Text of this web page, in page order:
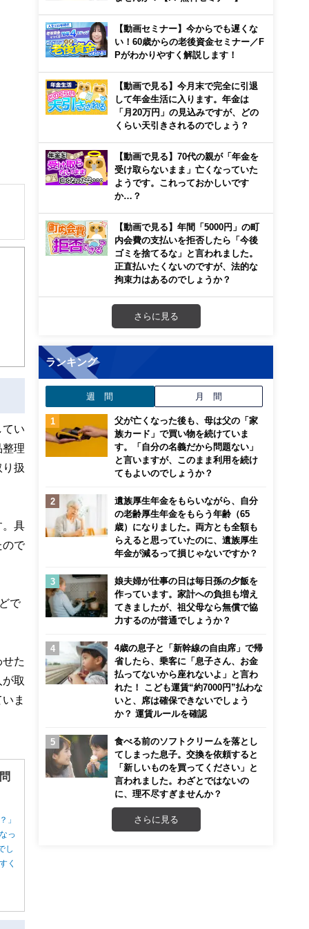
き
てい
整理
扱
。具
ので
で
た
取
ま
」
っ
し
く
【動画セミナー】今からでも遅くな
い！60歳からの老後資金セミナー／F
Pがわかりやすく解説します！
【動画で見る】今月末で完全に引退
して年金生活に入ります。年金は
「月20万円」の見込みですが、どの
くらい天引きされるのでしょう？
【動画で見る】70代の親が「年金を
受け取らないまま」亡くなっていた
ようです。これっておかしいです
か…？
【動画で見る】年間「5000円」の町
内会費の支払いを拒否したら「今後
ゴミを捨てるな」と言われました。
正直払いたくないのですが、法的な
拘束力はあるのでしょうか？
さらに見る
ランキング
週 間 月 間
父が亡くなった後も、母は父の「家
族カード」で買い物を続けていま
す。「自分の名義だから問題ない」
と言いますが、このまま利用を続け
てもよいのでしょうか？
遺族厚生年金をもらいながら、自分
の老齢厚生年金をもらう年齢（65
歳）になりました。両方とも全額も
らえると思っていたのに、遺族厚生
年金が減るって損じゃないですか？
娘夫婦が仕事の日は毎日孫の夕飯を
作っています。家計への負担も増え
てきましたが、祖父母なら無償で協
力するのが普通でしょうか？
4歳の息子と「新幹線の自由席」で帰
省したら、乗客に「息子さん、お金
払ってないから座れないよ」と言わ
れた！ こども運賃“約7000円”払わな
いと、席は確保できないでしょう
か？ 運賃ルールを確認
食べる前のソフトクリームを落とし
てしまった息子。交換を依頼すると
「新しいものを買ってください」と
言われました。わざとではないの
に、理不尽すぎませんか？
さらに見る